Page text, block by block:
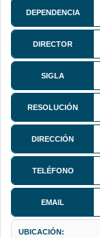
DEPENDENCIA
DIRECTOR
SIGLA
RESOLUCIÓN
DIRECCIÓN
TELÉFONO
EMAIL
UBICACIÓN: